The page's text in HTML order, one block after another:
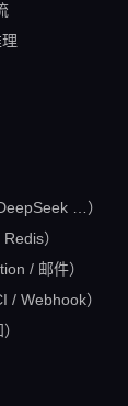
…）
）
/ 邮件）
/ Webhook）